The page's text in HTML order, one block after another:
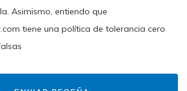
Asimismo, entiendo que
tiene una política de tolerancia cero